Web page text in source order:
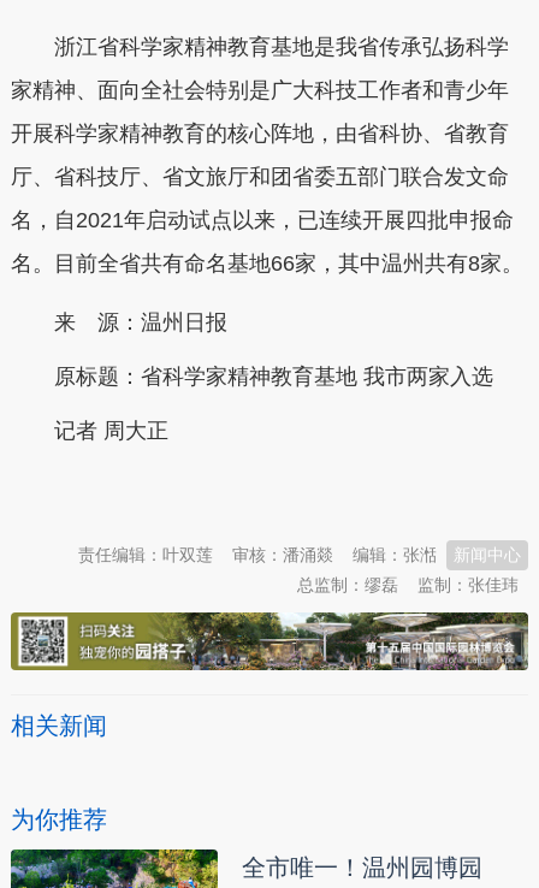
浙江省科学家精神教育基地是我省传承弘扬科学
家精神、面向全社会特别是广大科技工作者和青少年
开展科学家精神教育的核心阵地，由省科协、省教育
厅、省科技厅、省文旅厅和团省委五部门联合发文命
名，自2021年启动试点以来，已连续开展四批申报命
名。目前全省共有命名基地66家，其中温州共有8家。
来 源：温州日报
原标题： 省科学家精神教育基地 我市两家入选
记者 周大正
新闻中心
编辑：张湉
审核：潘涌燚
责任编辑：叶双莲
监制：张佳玮
总监制：缪磊
相关新闻
为你推荐
全市唯一！温州园博园